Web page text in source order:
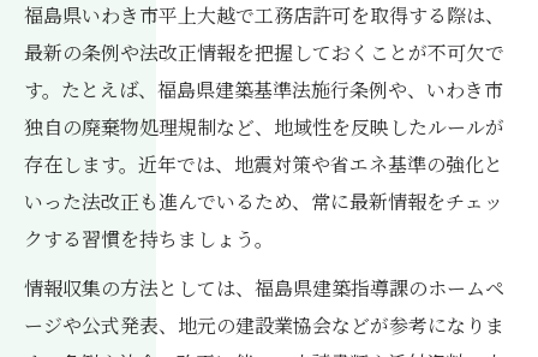
福島県いわき市平上大越で工務店許可を取得する際は、
最新の条例や法改正情報を把握しておくことが不可欠で
す。たとえば、福島県建築基準法施行条例や、いわき市
独自の廃棄物処理規制など、地域性を反映したルールが
存在します。近年では、地震対策や省エネ基準の強化と
いった法改正も進んでいるため、常に最新情報をチェッ
クする習慣を持ちましょう。
情報収集の方法としては、福島県建築指導課のホームペ
ージや公式発表、地元の建設業協会などが参考になりま